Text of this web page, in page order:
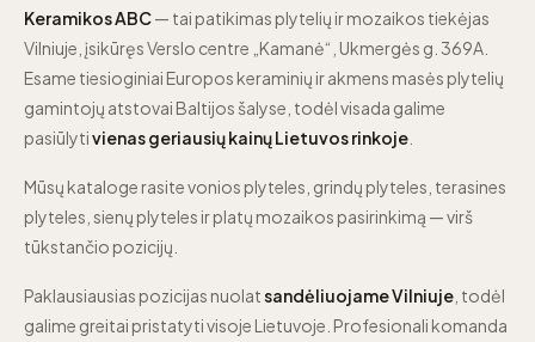
Keramikos ABC— tai patikimas plytelių ir mozaikos tiekėjas
Vilniuje, įsikūręs Verslo centre „Kamanė“, Ukmergės g. 369A.
Esame tiesioginiai Europos keraminių ir akmens masės plytelių
gamintojų atstovai Baltijos šalyse, todėl visada galime
pasiūlytivienas geriausių kainų Lietuvos rinkoje
Mūsų kataloge rasite vonios plyteles, grindų plyteles, terasines
plyteles, sienų plyteles ir platų mozaikos pasirinkimą — virš
tūkstančio pozicijų.
Paklausiausias pozicijas nuolatsandėliuojame Vilniuje , todėl
galime greitai pristatyti visoje Lietuvoje. Profesionali komanda